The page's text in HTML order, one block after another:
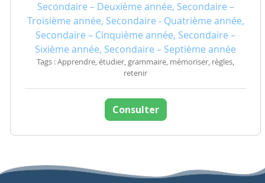
Secondaire – Deuxième année, Secondaire –
Troisième année, Secondaire - Quatrième année,
Secondaire – Cinquième année, Secondaire –
Sixième année, Secondaire – Septième année
Tags : Apprendre, étudier, grammaire, mémoriser, règles,
retenir
Consulter